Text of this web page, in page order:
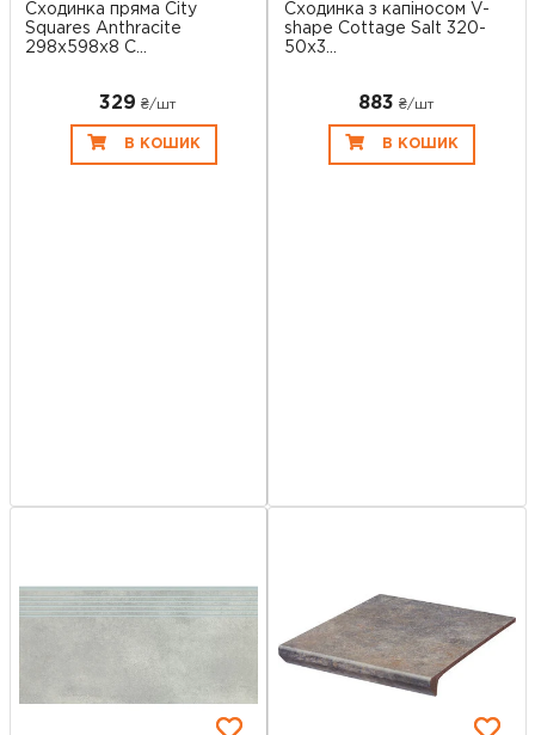
Сходинка пряма City
Squares Anthracite
298x598x8 C...
329 ₴/шт
В КОШИК
Сходинка з капіносом V-
shape Cottage Salt 320-
50x3...
883 ₴/шт
В КОШИК